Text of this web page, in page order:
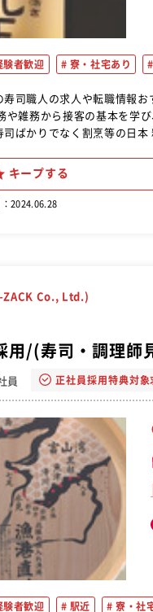
験者歓迎 寮・社宅あり
報おすすめ。 回転寿司「廻る富山湾 すし玉」にて寿司
や雑務から接客の基本を学
司ばかりでなく割烹等の日
ような上位入賞者が 出てい
キープする
2024.06.28
ZACK Co., Ltd.)
用/(寿司・調理師
員 正社員採用特典対象
験者歓迎 駅近 寮・社